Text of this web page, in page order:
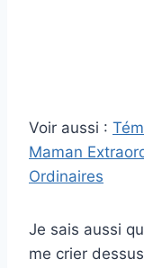
Voir aussi :
Maman
Ordinaires
Je sais aussi
me crier